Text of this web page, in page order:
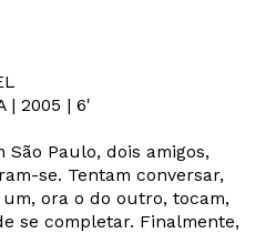
| 2005 | 6'
São Paulo, dois amigos,
se. Tentam conversar,
ora o do outro, tocam,
se completar. Finalmente,